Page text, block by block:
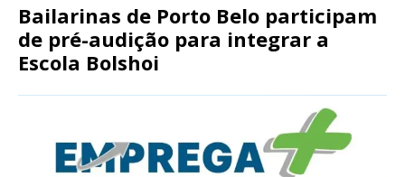
Bailarinas de Porto Belo participam
de pré-audição para integrar a
Escola Bolshoi